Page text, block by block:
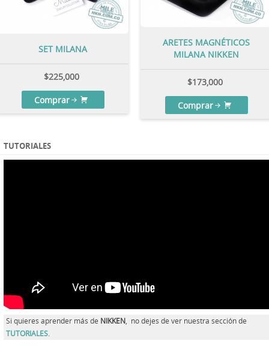
ARETES MAGNÉTICOS
MILANA NIKKEN
$173,000
Comprar
SET MILANA
$225,000
Comprar
TUTORIALES
Si quieres aprender más de NIKKEN, no dejes de ver nuestra sección de
TUTORIALES.